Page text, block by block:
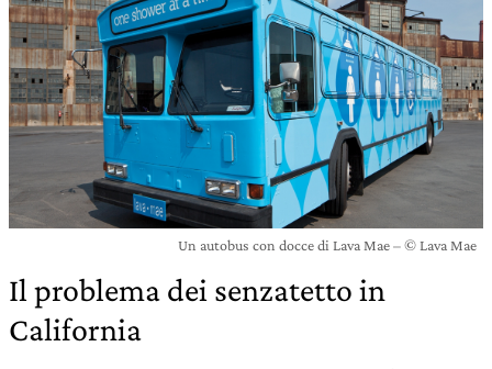
Un autobus con docce di Lava Mae – © Lava Mae
Il problema dei senzatetto in
California